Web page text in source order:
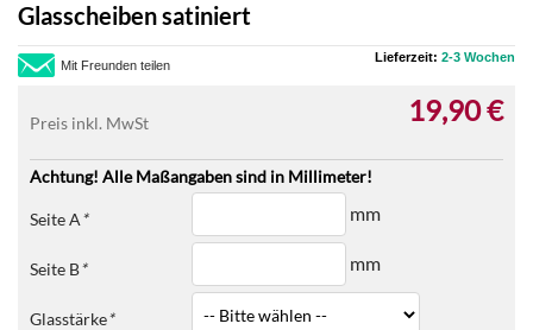
Glasscheiben satiniert
Mit Freunden teilen
Lieferzeit: 2-3 Wochen
Preis inkl. MwSt 19,90 €
Achtung! Alle Maßangaben sind in Millimeter!
Seite A* mm
Seite B* mm
Glasstärke*